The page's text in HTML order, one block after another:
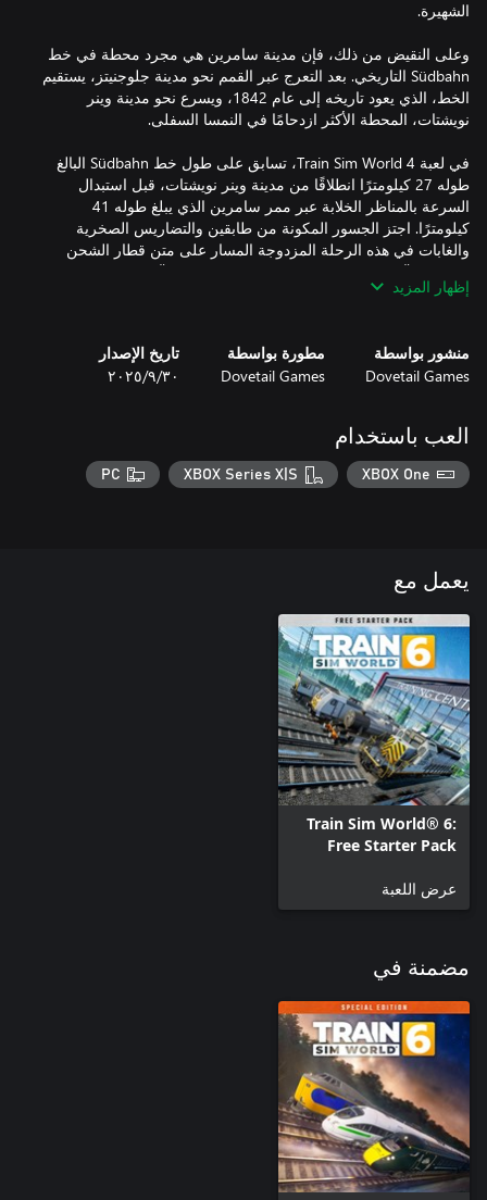
وعلى النقيض من ذلك، فإن مدينة سامرين هي مجرد محطة في خط
Südbahn التاريخي. بعد التعرج عبر القمم نحو مدينة جلوجنيتز، يستقيم
الخط، الذي يعود تاريخه إلى عام 1842، ويسرع نحو مدينة وينر
في لعبة Train Sim World 4، تسابق على طول خط Südbahn البالغ
طوله 27 كيلومترًا انطلاقًا من مدينة وينر نويشتات، قبل استبدال
السرعة بالمناظر الخلابة عبر ممر سامرين الذي يبلغ طوله 41
كيلومترًا. اجتز الجسور المكونة من طابقين والتضاريس الصخرية
والغابات في هذه الرحلة المزدوجة المسار على متن قطار الشحن
ÖBB 1116 وقطار المسافرين الإقليمي ÖBB 4024.
إظهار المزيد
منشور بواسطة
Dovetail Games
مطورة بواسطة
Dovetail Games
تاريخ الإصدار
٣٠‏/٩‏/٢٠٢٥
العب باستخدام
XBOX One
XBOX Series X|S
PC
يعمل مع
Train Sim World® 6:
Free Starter Pack
عرض اللعبة
مضمنة في